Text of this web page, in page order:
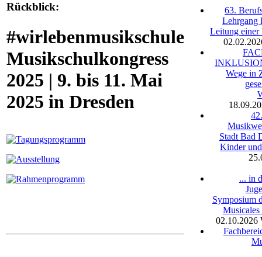
Rückblick:
#wirlebenmusikschule
Musikschulkongress
2025 | 9. bis 11. Mai
2025 in Dresden
63.
Lehrgang
Leitung einer
Wege in
Stadt Bad
Kinder
... in
Symposium
02.10.2026